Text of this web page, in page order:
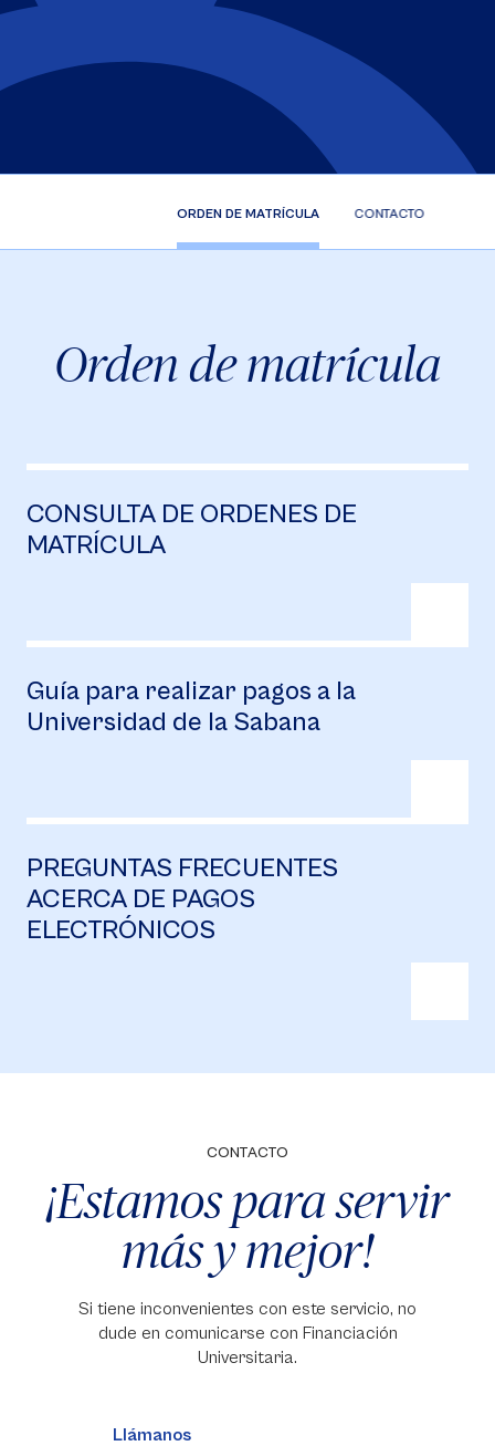
ORDEN DE MATRÍCULA CONTACTO
Orden de matrícula
CONSULTA DE ORDENES DE
MATRÍCULA
Guía para realizar pagos a la
Universidad de la Sabana
PREGUNTAS FRECUENTES
ACERCA DE PAGOS
ELECTRÓNICOS
CONTACTO
¡Estamos para servir
más y mejor!
Si tiene inconvenientes con este servicio, no
dude en comunicarse con Financiación
Universitaria.
Llámanos